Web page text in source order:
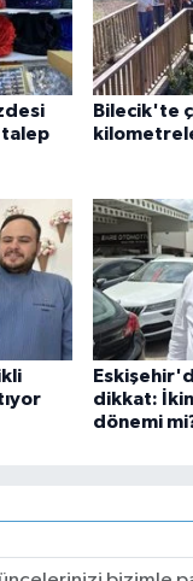
Bilecik'te
dikkat:
dönemi